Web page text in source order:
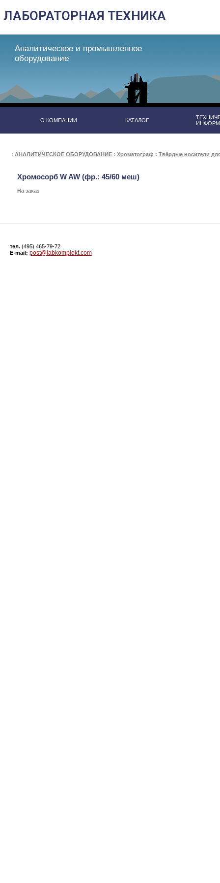
Аналитическое и промышленное
оборудование
О КОМПАНИИ КАТАЛОГ
: АНАЛИТИЧЕСКОЕ ОБОРУДОВАНИЕ : Хроматограф : Твёрдые носители
Хромосорб W AW (фр.: 45/60 меш)
На заказ
тел. (495) 465-79-72
E-mail: post@labkomplekt.com